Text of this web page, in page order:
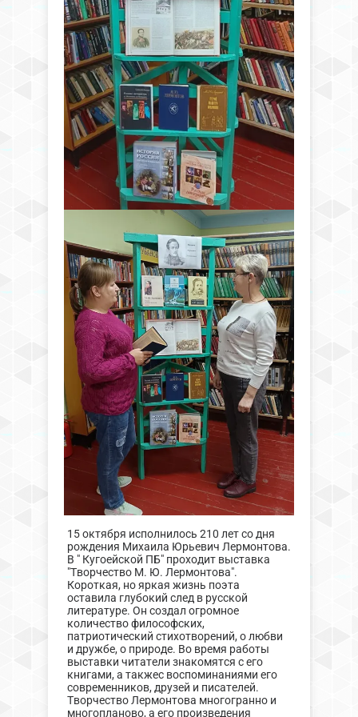
15 октября исполнилось 210 лет со дня
рождения Михаила Юрьевич Лермонтова.
В " Кугоейской ПБ" проходит выставка
"Творчество М. Ю. Лермонтова".
Короткая, но яркая жизнь поэта
оставила глубокий след в русской
литературе. Он создал огромное
количество философских,
патриотический стихотворений, о любви
и дружбе, о природе. Во время работы
выставки читатели знакомятся с его
книгами, а такжес воспоминаниями его
современников, друзей и писателей.
Творчество Лермонтова многогранно и
многопланово, а его произведения